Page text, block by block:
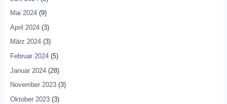
Mai 2024(9)
April 2024(3)
März 2024(3)
Februar 2024(5)
Januar 2024(28)
November 2023(3)
Oktober 2023(3)